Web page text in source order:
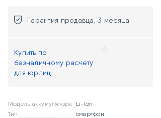
доставку (расходы, связанные с
и компенсируются продавцом
одновременно с возвратом товара
после гарантийного ремонта).
Гарантия продавца, 3 месяца
Купить по
безналичному расчету
для юрлиц
Модель аккумулятора
Li-Ion
Тип
смартфон